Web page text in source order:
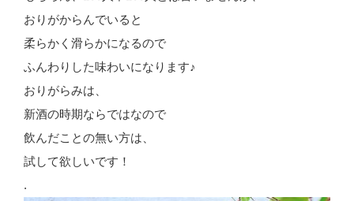
おりがからんでいると
柔らかく滑らかになるので
ふんわりした味わいになります♪
おりがらみは、
新酒の時期ならではなので
飲んだことの無い方は、
試して欲しいです！
.